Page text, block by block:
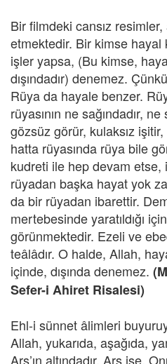
Bir filmdeki cansız
etmektedir. Bir kimse
işler yapsa, (Bu kimse,
dışındadır) denemez.
Rüya da hayale benzer.
rüyasının ne sağındadır,
gözsüz görür, kulaksız
hatta rüyasında rüya bile
kudreti ile hep devam etse,
rüyadan başka hayat yok
da bir rüyadan ibarettir.
mertebesinde yaratıldığı
görünmektedir. Ezeli ve
teâlâdır. O halde, Allah,
içinde, dışında denemez.
Sefer-i Ahiret Risalesi)
Ehl-i sünnet âlimleri
Allah, yukarıda, aşağıda,
Arş’ın altındadır. Arş ise,